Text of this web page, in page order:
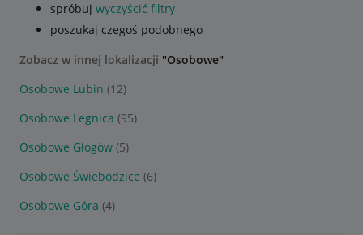
spróbuj wyczyścić filtry
poszukaj czegoś podobnego
Zobacz w innej lokalizacji "Osobowe"
Osobowe Lubin (12)
Osobowe Legnica (95)
Osobowe Głogów (5)
Osobowe Świebodzice (6)
Osobowe Góra (4)